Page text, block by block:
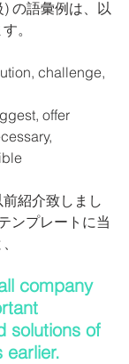
の語彙例は、以
。
challenge,
offer
紹介致しまし
ンプレートに当
company
solutions of
earlier.